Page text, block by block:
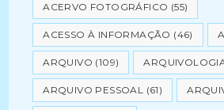
ACERVO FOTOGRÁFICO (55)
ACESSO À INFORMAÇÃO (46)
ARQUIVO (109)
ARQUIVO PESSOAL (61)